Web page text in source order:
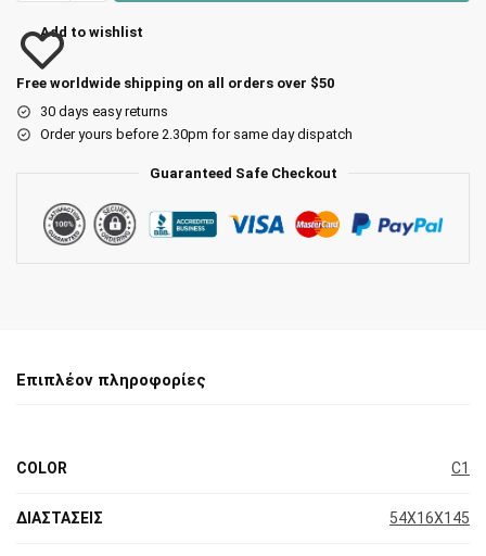
Add to wishlist
Free worldwide shipping on all orders over $50
30 days easy returns
Order yours before 2.30pm for same day dispatch
Guaranteed Safe Checkout
Επιπλέον πληροφορίες
COLOR C1
ΔΙΑΣΤΑΣΕΙΣ 54X16X145